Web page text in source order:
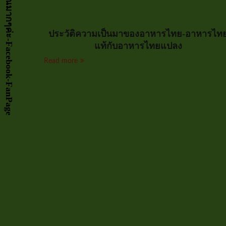
ประวัติความเป็นมาของอาหารไทย-อาหารไท
แท้กับอาหารไทยแปลง
Read more